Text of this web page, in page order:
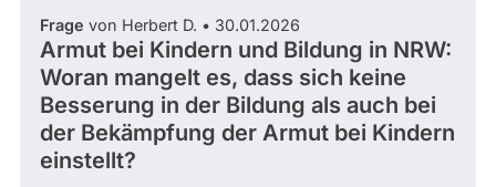
Frage von Herbert D. • 30.01.2026
Armut bei Kindern und Bildung in NRW:
Woran mangelt es, dass sich keine
Besserung in der Bildung als auch bei
der Bekämpfung der Armut bei Kindern
einstellt?